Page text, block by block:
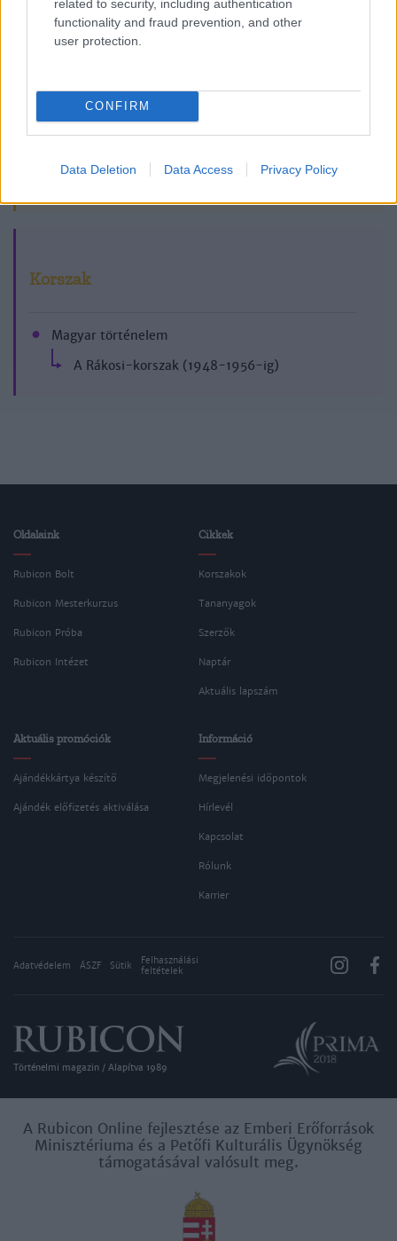
related to security, including authentication
functionality and fraud prevention, and other
user protection.
CONFIRM
Data Deletion Data Access Privacy Policy
Korszak
Magyar történelem
A Rákosi-korszak (1948-1956-ig)
Oldalaink
Rubicon Bolt
Rubicon Mesterkurzus
Rubicon Próba
Rubicon Intézet
Cikkek
Korszakok
Tananyagok
Szerzők
Naptár
Aktuális lapszám
Aktuális promóciók
Ajándékkártya készítő
Ajándék előfizetés aktiválása
Információ
Megjelenési időpontok
Hírlevél
Kapcsolat
Rólunk
Karrier
Adatvédelem ÁSZF Sütik
Felhasználási
feltételek
Történelmi magazin / Alapítva 1989
A Rubicon Online fejlesztése az Emberi Erőforrások
Minisztériuma és a Petőfi Kulturális Ügynökség
támogatásával valósult meg.